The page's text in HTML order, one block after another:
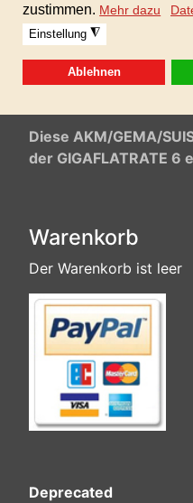
Inkl. gewerblicher
Keine weiteren
Sofortdownload nach
Diese AKM/GEMA/
der GIGAFLATRATE 6
Warenkorb
Der Warenkorb ist leer
Deprecated